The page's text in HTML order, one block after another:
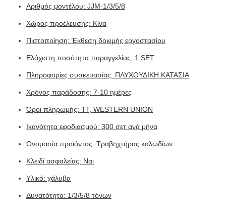
Αριθμός μοντέλου: JJM-1/3/5/8
Χώρος προέλευσης: Κίνα
Πιστοποίηση: Έκθεση δοκιμής εργοστασίου
Ελάχιστη ποσότητα παραγγελίας: 1 SET
Πληροφορίες συσκευασίας: ΠΛΥΧΟΥΔΙΚΗ ΚΑΤΑΣΙΑ
Χρόνος παράδοσης: 7-10 ημέρες
Όροι πληρωμής: TT, WESTERN UNION
Ικανότητα εφοδιασμού: 300 σετ ανά μήνα
Ονομασία προϊόντος: Τραβηχτήρας καλωδίων
Κλειδί ασφαλείας: Ναι
Υλικό: χάλυβα
Δυνατότητα: 1/3/5/8 τόνων